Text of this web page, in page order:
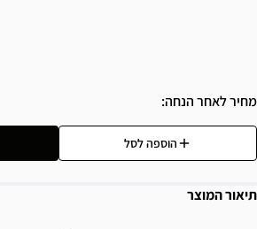
מחיר לאחר הנחה
הוספה לסל
תיאור המוצר